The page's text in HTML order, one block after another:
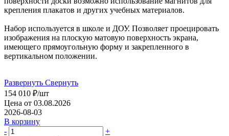
крепления плакатов и других учебных материалов.
Набор используется в школе и ДОУ. Позволяет проецировать
изображения на плоскую матовую поверхность экрана,
имеющего прямоугольную форму и закрепленного в
вертикальном положении.
Развернуть Свернуть
154 010 ₽/шт
Цена от 03.08.2026
2026-08-03
В корзину
-
+